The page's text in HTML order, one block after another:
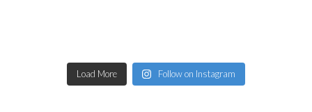
Load More Follow on Instagram